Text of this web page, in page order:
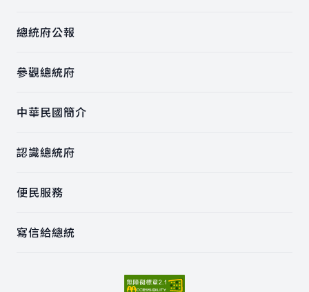
總統府公報
參觀總統府
中華民國簡介
認識總統府
便民服務
寫信給總統